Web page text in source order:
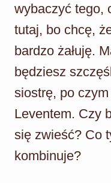
wybaczyć tego,
tutaj, bo chcę,
bardzo żałuję.
będziesz
siostrę, po
Leventem. Czy
się zwieść? Co
kombinuje?